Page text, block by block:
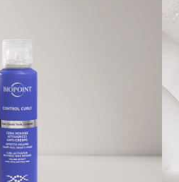
anti-crespo
che associa la brillantezza
al controllo stilistico di una